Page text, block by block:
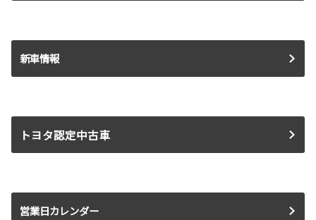
新車情報
トヨタ認定中古車
営業日カレンダー